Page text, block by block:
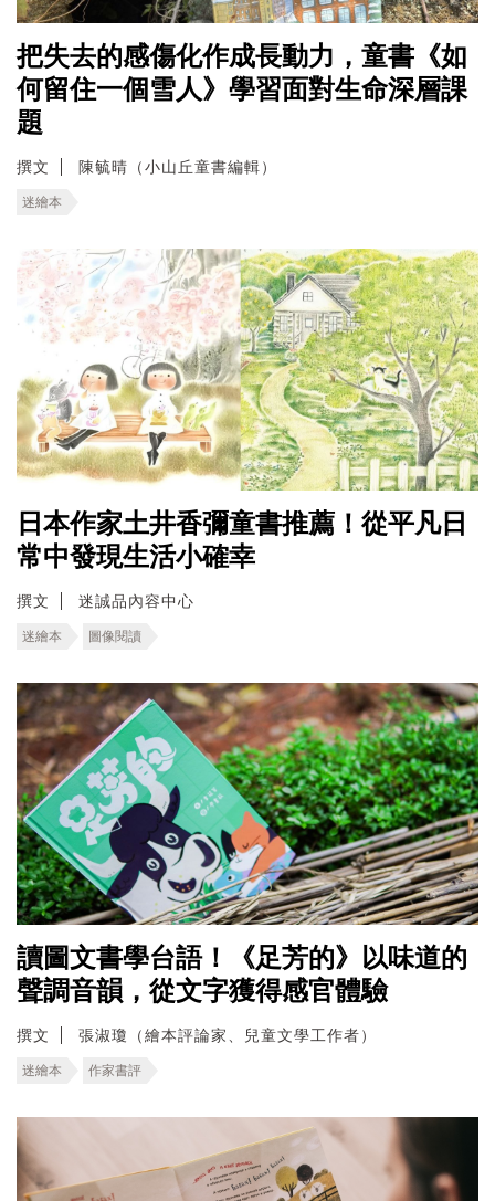
把失去的感傷化作成長動力，童書《如
何留住一個雪人》學習面對生命深層課
題
撰文 陳毓晴（小山丘童書編輯）
迷繪本
日本作家土井香彌童書推薦！從平凡日
常中發現生活小確幸
撰文 迷誠品內容中心
迷繪本 圖像閱讀
讀圖文書學台語！《足芳的》以味道的
聲調音韻，從文字獲得感官體驗
撰文 張淑瓊（繪本評論家、兒童文學工作者）
迷繪本 作家書評